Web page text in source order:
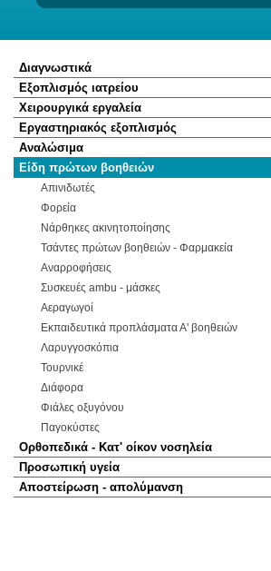
Διαγνωστικά
Εξοπλισμός ιατρείου
Χειρουργικά εργαλεία
Εργαστηριακός εξοπλισμός
Αναλώσιμα
Είδη πρώτων βοηθειών
Απινιδωτές
Φορεία
Νάρθηκες ακινητοποίησης
Τσάντες πρώτων βοηθειών - Φαρμακεία
Αναρροφήσεις
Συσκευές ambu - μάσκες
Αεραγωγοί
Εκπαιδευτικά προπλάσματα Α' βοηθειών
Λαρυγγοσκόπια
Τουρνικέ
Διάφορα
Φιάλες οξυγόνου
Παγοκύστες
Ορθοπεδικά - Κατ' οίκον νοσηλεία
Προσωπική υγεία
Αποστείρωση - απολύμανση